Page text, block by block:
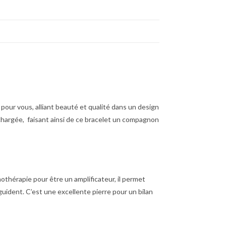
vous, alliant beauté et qualité dans un design
faisant ainsi de ce bracelet un compagnon
pour être un amplificateur, il permet
C’est une excellente pierre pour un bilan